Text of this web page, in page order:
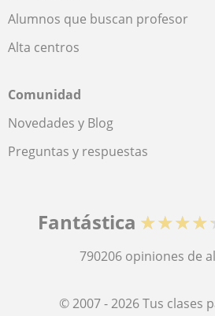
Alumnos que buscan profesor
Alta centros
Comunidad
Novedades y Blog
Preguntas y respuestas
Fantástica
790206 opiniones de
© 2007 - 2026 Tus clases